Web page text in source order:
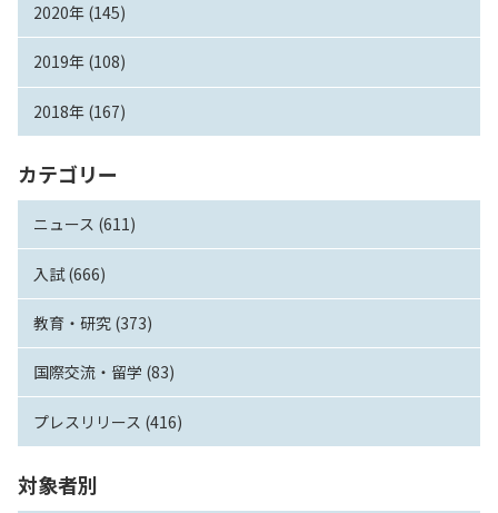
2020年 (145)
2019年 (108)
2018年 (167)
カテゴリー
ニュース (611)
入試 (666)
教育・研究 (373)
国際交流・留学 (83)
プレスリリース (416)
対象者別